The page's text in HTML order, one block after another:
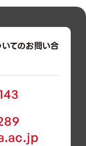
てのお問い合